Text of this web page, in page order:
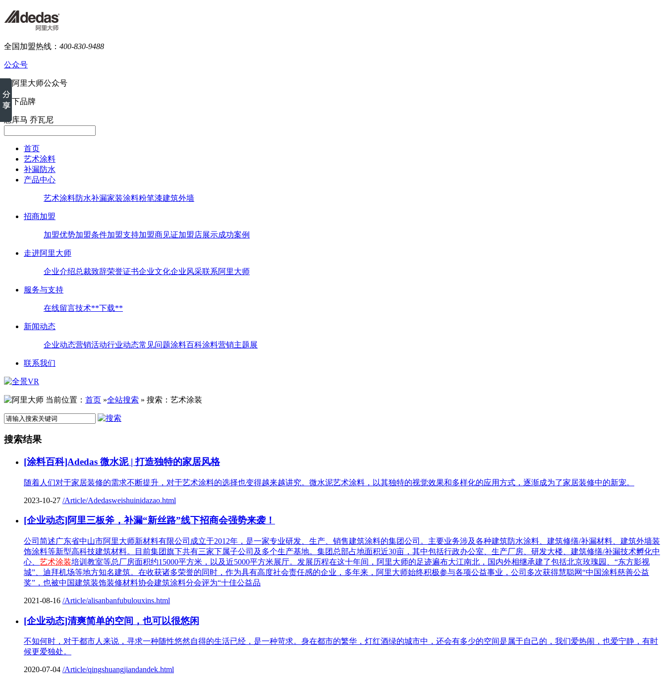
全国加盟热线： 400-830-9488
公众号
旗下品牌
意库马 乔瓦尼
首页
艺术涂料
补漏防水
产品中心
艺术涂料防水补漏家装涂料粉笔漆建筑外墙
招商加盟
加盟优势加盟条件加盟支持加盟商见证加盟店展示成功案例
走进阿里大师
企业介绍总裁致辞荣誉证书企业文化企业风采联系阿里大师
服务与支持
在线留言技术**下载**
新闻动态
企业动态营销活动行业动态常见问题涂料百科涂料营销主题展
联系我们
当前位置： 首页 »全站搜索 » 搜索：艺术涂装
搜索结果
[涂料百科]Adedas 微水泥 | 打造独特的家居风格
随着人们对于家居装修的需求不断提升，对于艺术涂料的选择也变得越来越讲究。微水泥艺术涂料，以其独特的视觉效果和多样化的应用方式，逐渐成为了家居装修中的新宠。
2023-10-27 /Article/Adedasweishuinidazao.html
[企业动态]阿里三板斧，补漏“新丝路”线下招商会强势来袭！
公司简述广东省中山市阿里大师新材料有限公司成立于2012年，是一家专业研发、生产、销售建筑涂料的集团公司。主要业务涉及各种建筑防水涂料、建筑修缮/补漏材料、建筑外墙装
饰涂料等新型高科技建筑材料。目前集团旗下共有三家下属子公司及多个生产基地。集团总部占地面积近30亩，其中包括行政办公室、生产厂房、研发大楼、建筑修缮/补漏技术孵化中
心、 艺术涂装培训教室等总厂房面积约15000平方米，以及近5000平方米展厅。发展历程在这十年间，阿里大师的足迹遍布大江南北，国内外相继承建了包括北京玫瑰园、“东方影视
城”、迪拜机场等地方知名建筑。在收获诸多荣誉的同时，作为具有高度社会责任感的企业，多年来，阿里大师始终积极参与各项公益事业，公司多次获得慧聪网“中国涂料慈善公益
奖”，也被中国建筑装饰装修材料协会建筑涂料分会评为“十佳公益品
2021-08-16 /Article/alisanbanfubulouxins.html
[企业动态]清爽简单的空间，也可以很悠闲
不知何时，对于都市人来说，寻求一种随性悠然自得的生活已经，是一种苛求。身在都市的繁华，灯红酒绿的城市中，还会有多少的空间是属于自己的，我们爱热闹，也爱宁静，有时
候更爱独处。
2020-07-04 /Article/qingshuangjiandandek.html